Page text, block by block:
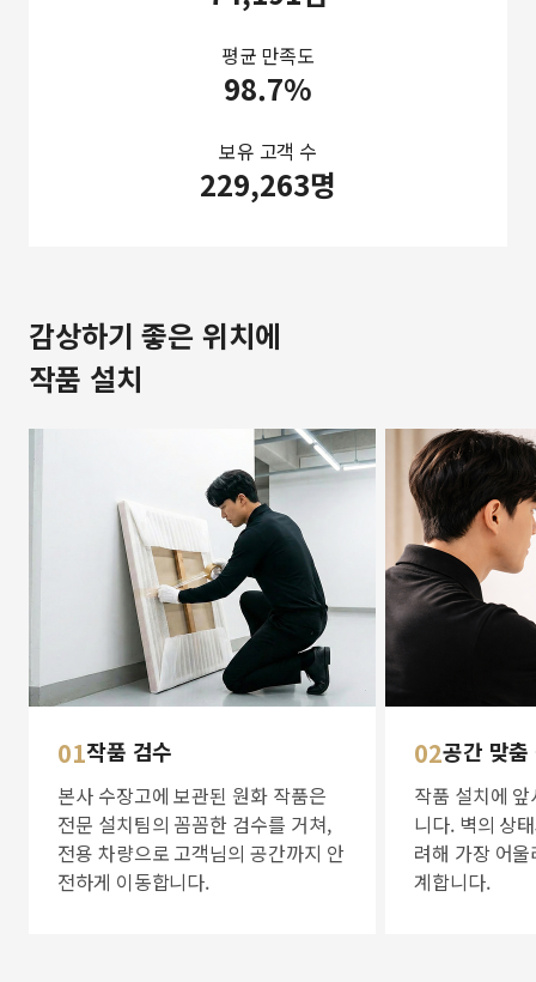
평균 만족도
98.7%
보유 고객 수
229,263명
감상하기 좋은 위치에
작품 설치
01작품 검수
본사 수장고에 보관된 원화 작품은
전문 설치팀의 꼼꼼한 검수를 거쳐,
전용 차량으로 고객님의 공간까지 안
전하게 이동합니다.
02공간 맞
작품 설치에
니다. 벽의 상
려해 가장 어
계합니다.